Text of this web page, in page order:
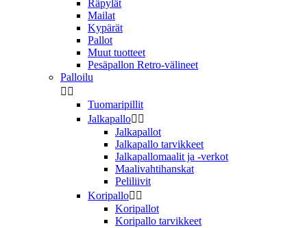
Räpylät
Mailat
Kypärät
Pallot
Muut tuotteet
Pesäpallon Retro-välineet
Palloilu
 
Tuomaripillit
Jalkapallo 
Jalkapallot
Jalkapallo tarvikkeet
Jalkapallomaalit ja -verkot
Maalivahtihanskat
Peliliivit
Koripallo 
Koripallot
Koripallo tarvikkeet